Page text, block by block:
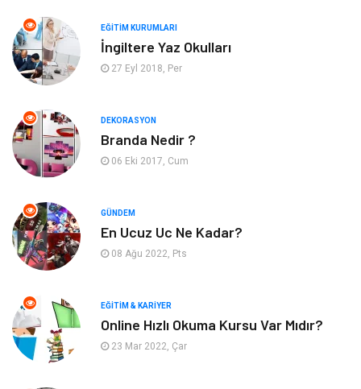
Otomotiv
Yapı İnşaat
Tatil
Bahçe Ev Maden ve Metal
Organizasyon Plastik
Emlak
Finans & Ekonomi
Endüstriyel Ürünler
EĞITIM KURUMLARI
İngiltere Yaz Okulları
27 Eyl 2018, Per
DEKORASYON
Branda Nedir ?
06 Eki 2017, Cum
GÜNDEM
En Ucuz Uc Ne Kadar?
08 Ağu 2022, Pts
EĞITIM & KARIYER
Online Hızlı Okuma Kursu Var Mıdır?
23 Mar 2022, Çar